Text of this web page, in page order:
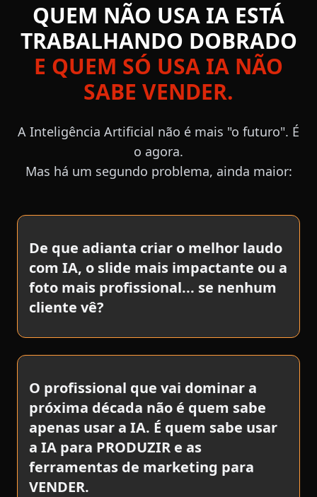
QUEM NÃO USA IA ESTÁ
TRABALHANDO DOBRADO
E QUEM SÓ USA IA NÃO
SABE VENDER.
A Inteligência Artificial não é mais "o futuro". É
o agora.
Mas há um segundo problema, ainda maior:
De que adianta criar o melhor laudo
com IA, o slide mais impactante ou a
foto mais profissional... se nenhum
cliente vê?
O profissional que vai dominar a
próxima década não é quem sabe
apenas usar a IA. É quem sabe usar
a IA para PRODUZIR e as
ferramentas de marketing para
VENDER.